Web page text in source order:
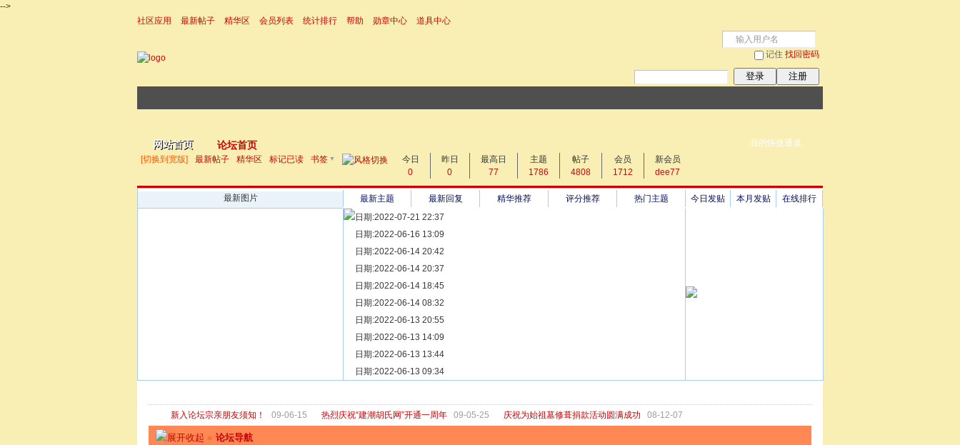
-->
社区应用
最新帖子 精华区 会员列表 统计排行 帮助 勋章中心
道具中心
记住 找回密码
登录 注册
我的快捷通道
网站首页 论坛首页
帖子 搜 索
热搜：
[切换到宽版] 最新帖子 精华区 标记已读 书签 ▼
今日
0
昨日
0
最高日
77
主题
1786
帖子
4808
会员
1712
新会员
dee77
最新图片 最新主题 最新回复 精华推荐 评分推荐 热门主题 今日发贴 本月发贴
在线排行
日期:2022-07-21 22:37
[ 宗亲新闻 ] 同为宗亲，血脉相连——记陆丰碣石宗亲到祖家京陇居地探亲问祖
日期:2022-06-16 13:09
[ 族谱知识 ] 漫话辈份
日期:2022-06-14 20:42
[ 族谱知识 ] 修族谱的用字规范与说明
日期:2022-06-14 20:37
[ 族谱知识 ] 一元等于多少年？
日期:2022-06-14 18:45
[ 散文随笔 ] 写给远在天堂的父亲——胡棉创
日期:2022-06-14 08:32
[ 宗亲新闻 ] 关于“金鸡落洋”祖坟复原修缮的倡议
日期:2022-06-13 20:55
[ 庙堂宗祠 ] 洽礼祖祠
日期:2022-06-13 14:09
[ 庙堂宗祠 ] 京华胡氏二世祖祠
日期:2022-06-13 13:44
[ 庙堂宗祠 ] 祖祠、家庙
日期:2022-06-13 09:34
新入论坛宗亲朋友须知！ 09-06-15 热烈庆祝“建潮胡氏网”开通一周年 09-05-25 庆祝为始祖墓修葺捐款活动圆满成功 08-12-07
» 论坛导航